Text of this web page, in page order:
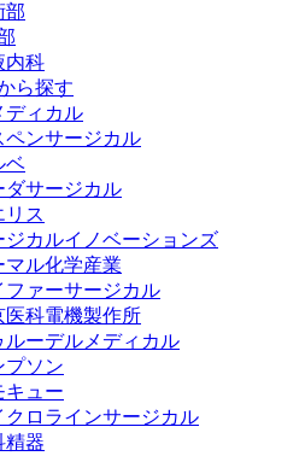
部
内科
ら探す
ディカル
ペンサージカル
ベ
ダサージカル
リス
ジカルイノベーションズ
マル化学産業
ファーサージカル
医科電機製作所
ルーデルメディカル
プソン
キュー
クロラインサージカル
精器